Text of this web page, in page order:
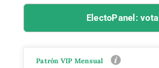
ElectoPanel: vota
Patrón VIP Mensual